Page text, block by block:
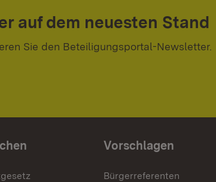
auf dem neuesten Stand
Sie den Beteiligungsportal-Newsletter.
Vorschlagen
Bürgerreferenten